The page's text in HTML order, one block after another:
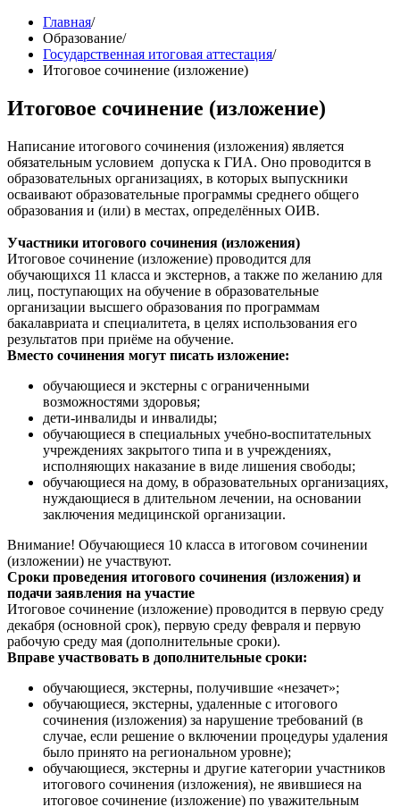
Главная/
Образование/
Государственная итоговая аттестация/
Итоговое сочинение (изложение)
Итоговое сочинение (изложение)
Написание итогового сочинения (изложения) является
обязательным условием допуска к ГИА. Оно проводится в
образовательных организациях, в которых выпускники
осваивают образовательные программы среднего общего
образования и (или) в местах, определённых ОИВ.
Участники итогового сочинения (изложения)
Итоговое сочинение (изложение) проводится для
обучающихся 11 класса и экстернов, а также по желанию для
лиц, поступающих на обучение в образовательные
организации высшего образования по программам
бакалавриата и специалитета, в целях использования его
результатов при приёме на обучение.
Вместо сочинения могут писать изложение:
обучающиеся и экстерны с ограниченными
возможностями здоровья;
дети-инвалиды и инвалиды;
обучающиеся в специальных учебно-воспитательных
учреждениях закрытого типа и в учреждениях,
исполняющих наказание в виде лишения свободы;
обучающиеся на дому, в образовательных организациях,
нуждающиеся в длительном лечении, на основании
заключения медицинской организации.
Внимание! Обучающиеся 10 класса в итоговом сочинении
(изложении) не участвуют.
Сроки проведения итогового сочинения (изложения) и
подачи заявления на участие
Итоговое сочинение (изложение) проводится в первую среду
декабря (основной срок), первую среду февраля и первую
рабочую среду мая (дополнительные сроки).
Вправе участвовать в дополнительные сроки:
обучающиеся, экстерны, получившие «незачет»;
обучающиеся, экстерны, удаленные с итогового
сочинения (изложения) за нарушение требований (в
случае, если решение о включении процедуры удаления
было принято на региональном уровне);
обучающиеся, экстерны и другие категории участников
итогового сочинения (изложения), не явившиеся на
итоговое сочинение (изложение) по уважительным